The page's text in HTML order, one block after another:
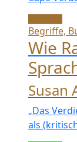
Begriffe,
Wie
Susan
„Das
als